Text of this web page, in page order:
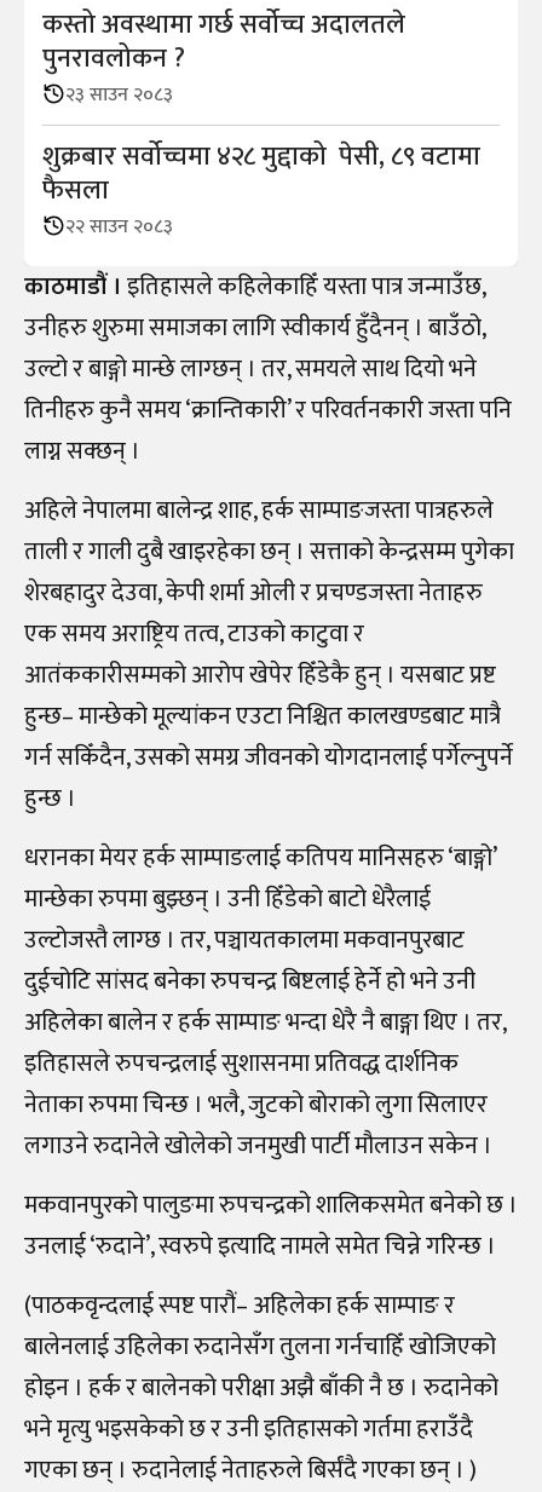
कस्तो अवस्थामा गर्छ सर्वोच्च अदालतले
पुनरावलोकन ?
२३ साउन २०८३
शुक्रबार सर्वोच्चमा ४२८ मुद्दाको पेसी, ८९ वटामा
फैसला
२२ साउन २०८३
काठमाडौं । इतिहासले कहिलेकाहिँ यस्ता पात्र जन्माउँछ,
उनीहरु शुरुमा समाजका लागि स्वीकार्य हुँदैनन् । बाउँठो,
उल्टो र बाङ्गो मान्छे लाग्छन् । तर, समयले साथ दियो भने
तिनीहरु कुनै समय ‘क्रान्तिकारी’ र परिवर्तनकारी जस्ता पनि
लाग्न सक्छन् ।
अहिले नेपालमा बालेन्द्र शाह, हर्क साम्पाङजस्ता पात्रहरुले
ताली र गाली दुबै खाइरहेका छन् । सत्ताको केन्द्रसम्म पुगेका
शेरबहादुर देउवा, केपी शर्मा ओली र प्रचण्डजस्ता नेताहरु
एक समय अराष्ट्रिय तत्व, टाउको काटुवा र
आतंककारीसम्मको आरोप खेपेर हिँडेकै हुन् । यसबाट प्रष्ट
हुन्छ– मान्छेको मूल्यांकन एउटा निश्चित कालखण्डबाट मात्रै
गर्न सकिँदैन, उसको समग्र जीवनको योगदानलाई पर्गेल्नुपर्ने
हुन्छ ।
धरानका मेयर हर्क साम्पाङलाई कतिपय मानिसहरु ‘बाङ्गो’
मान्छेका रुपमा बुझ्छन् । उनी हिँडेको बाटो धेरैलाई
उल्टोजस्तै लाग्छ । तर, पञ्चायतकालमा मकवानपुरबाट
दुईचोटि सांसद बनेका रुपचन्द्र बिष्टलाई हेर्ने हो भने उनी
अहिलेका बालेन र हर्क साम्पाङ भन्दा धेरै नै बाङ्गा थिए । तर,
इतिहासले रुपचन्द्रलाई सुशासनमा प्रतिवद्ध दार्शनिक
नेताका रुपमा चिन्छ । भलै, जुटको बोराको लुगा सिलाएर
लगाउने रुदानेले खोलेको जनमुखी पार्टी मौलाउन सकेन ।
मकवानपुरको पालुङमा रुपचन्द्रको शालिकसमेत बनेको छ ।
उनलाई ‘रुदाने’, स्वरुपे इत्यादि नामले समेत चिन्ने गरिन्छ ।
(पाठकवृन्दलाई स्पष्ट पारौं– अहिलेका हर्क साम्पाङ र
बालेनलाई उहिलेका रुदानेसँग तुलना गर्नचाहिँ खोजिएको
होइन । हर्क र बालेनको परीक्षा अझै बाँकी नै छ । रुदानेको
भने मृत्यु भइसकेको छ र उनी इतिहासको गर्तमा हराउँदै
गएका छन् । रुदानेलाई नेताहरुले बिर्संदै गएका छन् । )